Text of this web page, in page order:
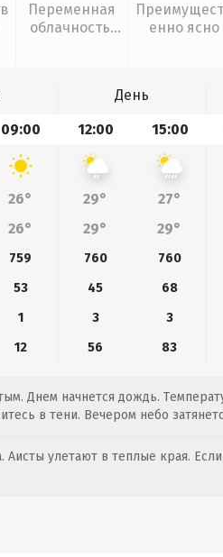
Переменная
облачность,
енно ясно
День
09:00 12:00 15:00
26° 29° 27°
26° 29° 29°
759 760 760
53 45 68
1 3 3
12 56 83
Днем начнется дождь.
в тени. Вечером небо
Аисты улетают в теплые края.